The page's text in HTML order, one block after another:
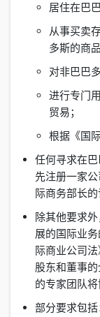
居住在巴
从事买卖
多斯的商
对非巴巴
进行专门
贸易；
根据《国
任何寻求在
先注册一家
际商务部长
除其他要求
展的国际业
际商业公司
股东和董事
的专家团队
部分要求包括